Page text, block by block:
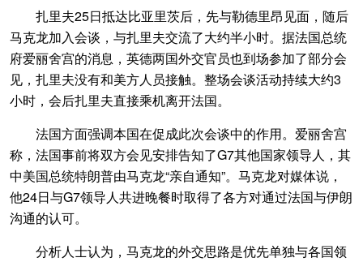
扎里夫25日抵达比亚里茨后，先与勒德里昂见面，随后
马克龙加入会谈，与扎里夫交流了大约半小时。据法国总统
府爱丽舍宫的消息，英德两国外交官员也到场参加了部分会
见，扎里夫没有和美方人员接触。整场会谈活动持续大约3
小时，会后扎里夫直接乘机离开法国。
法国方面强调本国在促成此次会谈中的作用。爱丽舍宫
称，法国事前将双方会见安排告知了G7其他国家领导人，其
中美国总统特朗普由马克龙“亲自通知”。马克龙对媒体说，
他24日与G7领导人共进晚餐时取得了各方对通过法国与伊朗
沟通的认可。
分析人士认为，马克龙的外交思路是优先单独与各国领